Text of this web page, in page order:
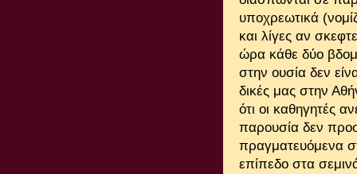
υποχρεωτικά
και λίγες αν
ώρα κάθε δύο
στην ουσία δεν
δικές μας στην
ότι οι καθηγητές
παρουσία δεν
πραγματευόμενα
επίπεδο στα